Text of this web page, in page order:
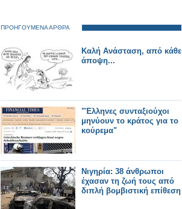
ΠΡΟΗΓΟΥΜΕΝΑ ΑΡΘΡΑ
Καλή Ανάσταση, από κάθε
άποψη...
"Έλληνες συνταξιούχοι
μηνύουν το κράτος για το
κούρεμα"
Νιγηρία: 38 άνθρωποι
έχασαν τη ζωή τους από
διπλή βομβιστική επίθεση